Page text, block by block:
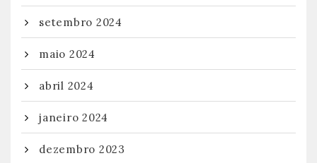
setembro 2024
maio 2024
abril 2024
janeiro 2024
dezembro 2023